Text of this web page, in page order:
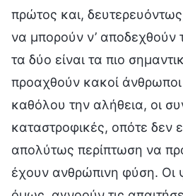
πρώτος και,
να μπορούν ν’ αποδεχθούν
τα δύο είναι τα πιο
προαχθούν κακοί
καθόλου την αλήθεια, οι
καταστροφικές, οπότε δεν
απολύτως περίπτωση να
έχουν ανθρώπινη φύση. Οι